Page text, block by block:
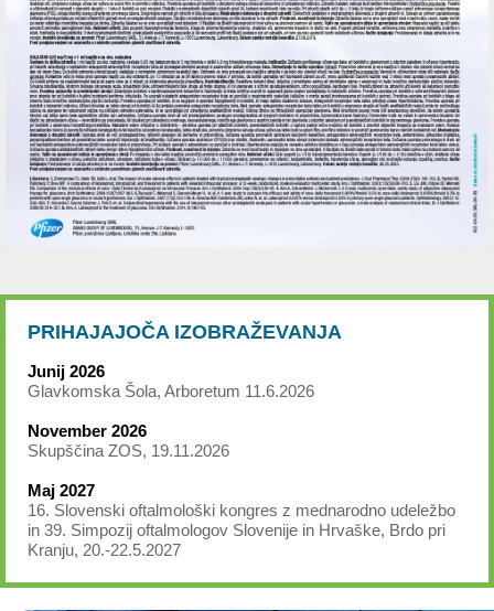
PRIHAJAJOČA IZOBRAŽEVANJA
Junij 2026
Glavkomska Šola, Arboretum 11.6.2026
November 2026
Skupščina ZOS, 19.11.2026
Maj 2027
16. Slovenski oftalmološki kongres z mednarodno udeležbo
in 39. Simpozij oftalmologov Slovenije in Hrvaške, Brdo pri
Kranju, 20.-22.5.2027